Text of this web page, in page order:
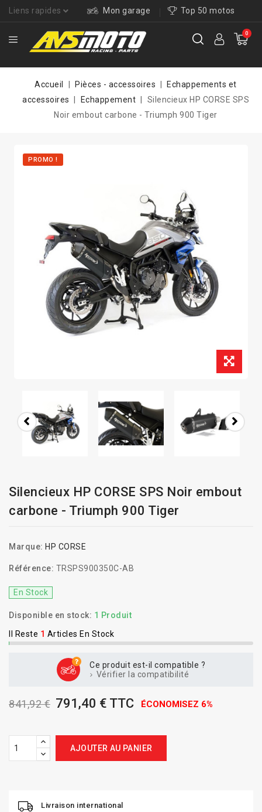
Liens rapides Mon garage Top 50 motos
0
Accueil Pièces - accessoires
Echappements et
accessoires
Echappement
Silencieux HP CORSE SPS
Noir embout carbone - Triumph 900 Tiger
PROMO !
Silencieux HP CORSE SPS Noir embout
carbone - Triumph 900 Tiger
Marque: HP CORSE
Référence: TRSPS900350C-AB
En Stock
Disponible en stock: 1 Produit
Il Reste 1 Articles En Stock
Ce produit est-il compatible ?
Vérifier la compatibilité
841,92 € 791,40 € TTC ÉCONOMISEZ 6%
AJOUTER AU PANIER
Livraison international